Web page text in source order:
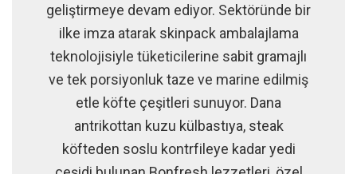
geliştirmeye devam ediyor. Sektöründe bir
ilke imza atarak skinpack ambalajlama
teknolojisiyle tüketicilerine sabit gramajlı
ve tek porsiyonluk taze ve marine edilmiş
etle köfte çeşitleri sunuyor. Dana
antrikottan kuzu külbastıya, steak
köfteden soslu kontrfileye kadar yedi